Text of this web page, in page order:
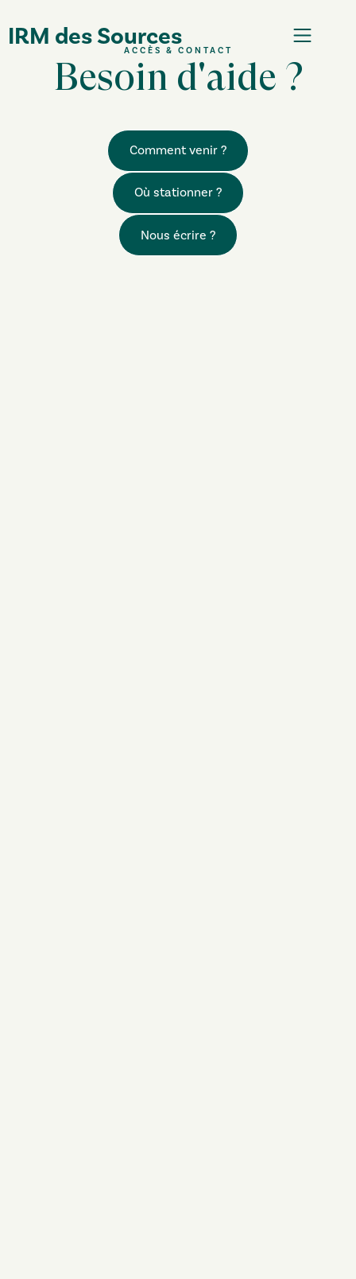
IRM des Sources
ACCÈS & CONTACT
Besoin d'aide ?
Comment venir ?
Où stationner ?
Nous écrire ?